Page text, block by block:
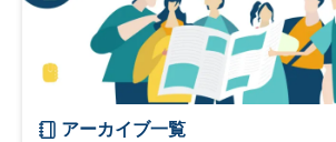
アーカイブ一覧